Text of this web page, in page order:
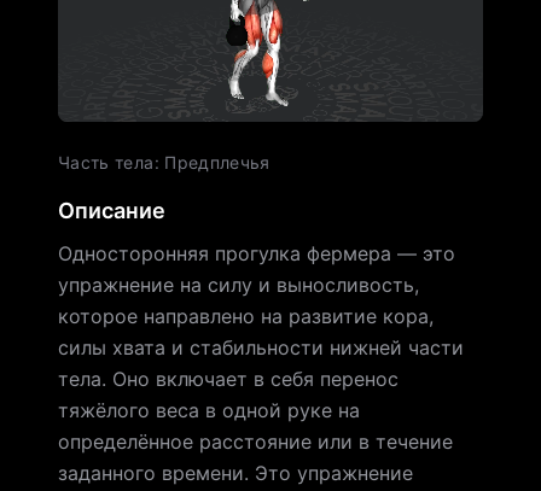
Часть тела: Предплечья
Описание
Односторонняя прогулка фермера — это
упражнение на силу и выносливость,
которое направлено на развитие кора,
силы хвата и стабильности нижней части
тела. Оно включает в себя перенос
тяжёлого веса в одной руке на
определённое расстояние или в течение
заданного времени. Это упражнение